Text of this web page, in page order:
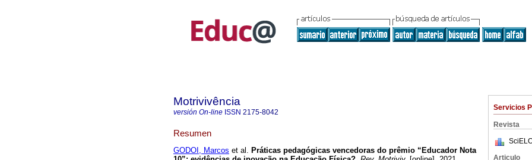
Servicios
Revista
Articulo
Motrivivência
versión On-line ISSN 2175-8042
Resumen
GODOI, Marcos et al. Práticas pedagógicas vencedoras do prêmio “Educador Nota